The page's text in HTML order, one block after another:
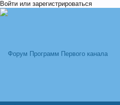
Войти или зарегистрироваться